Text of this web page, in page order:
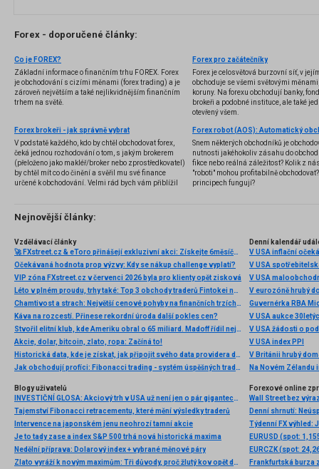
Forex - doporučené články:
Co je FOREX?
Základní informace o finančním trhu FOREX. Forex
je obchodování s cizími měnami (forex trading) a je
zároveň největším a také nejlikvidnějším finančním
trhem na světě.
Forex pro začátečníky
Forex je celosvětová burzovní síť, v
obchoduje se všemi světovými
koruny. Na forexu obchodují banky,
brokeři a podobné instituce, ale také
otevřený všem.
Forex brokeři - jak správně vybrat
V podstatě každého, kdo by chtěl obchodovat forex,
čeká jednou rozhodování o tom, s jakým brokerem
(přeloženo jako makléř/broker nebo zprostředkovatel)
by chtěl mít co do činění a svěřil mu své finance
určené k obchodování. Velmi rád bych vám přiblížil
několik příkladů nejznámějších z nich.
Snem některých obchodníků je
nutnosti jakéhokoliv zásahu do
fikce nebo reálná záležitost? Kolik z
"roboti" mohou profitabilně
principech fungují?
Nejnovější články:
Vzdělávací články
🚀 FXstreet.cz & eToro přinášejí exkluzivní akci: Získejte 6měsíční členství ve VIP zóně ZDARMA
Očekávaná hodnota prop výzvy: Kdy se nákup challenge vyplatí?
VIP zóna FXstreet.cz v červenci 2026 byla pro klienty opět zisková
Léto v plném proudu, trhy také: Top 3 obchody traderů Fintokei na indexech a zlatě
Chamtivost a strach: Největší cenové pohyby na finančních trzích (červenec 2026)
Káva na rozcestí. Přinese rekordní úroda další pokles cen?
Stvořil elitní klub, kde Ameriku obral o 65 miliard. Madoff řídil největší Ponzi dějin
Akcie, dolar, bitcoin, zlato, ropa: Začíná to!
Historická data, kde je získat, jak připojit svého data providera do MultiCharts a proč je budeme potřebovat? (4. díl)
Jak obchodují profíci: Fibonacci trading - systém úspěšných traderů
Denní kalendář
V USA inflační
V USA
V USA
V eurozóně hrubý
Guvernérka RBA
V USA aukce
V USA žádosti o
V USA index PPI
V Británii hrubý
Na Novém Zélandu
Blogy uživatelů
INVESTIČNÍ GLOSA: Akciový trh v USA už není jen o pár gigantech. To je dobrá zpráva
Tajemství Fibonacci retracementu, které mění výsledky traderů
Intervence na japonském jenu neohrozí tamní akcie
Je to tady zase a index S&P 500 trhá nová historická maxima
Nedělní příprava: Dolarový index + vybrané měnové páry
Zlato vyráží k novým maximům: Tři důvody, proč žlutý kov opět dominuje
Forexové online
Wall Street bez
EURUSD (spot:
EURCZK (spot:
Frankfurtská burza